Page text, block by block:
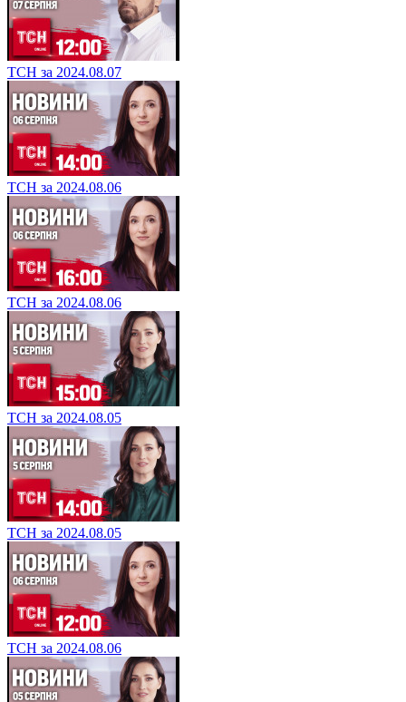
ТСН за 2024.08.07
ТСН за 2024.08.06
ТСН за 2024.08.06
ТСН за 2024.08.05
ТСН за 2024.08.05
ТСН за 2024.08.06